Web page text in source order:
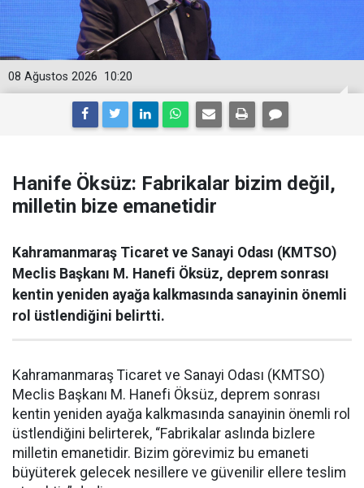
10:20
08 Ağustos 2026
Hanife Öksüz: Fabrikalar bizim değil,
milletin bize emanetidir
Kahramanmaraş Ticaret ve Sanayi Odası (KMTSO)
Meclis Başkanı M. Hanefi Öksüz, deprem sonrası
kentin yeniden ayağa kalkmasında sanayinin önemli
rol üstlendiğini belirtti.
Kahramanmaraş Ticaret ve Sanayi Odası (KMTSO)
Meclis Başkanı M. Hanefi Öksüz, deprem sonrası
kentin yeniden ayağa kalkmasında sanayinin önemli rol
üstlendiğini belirterek, “Fabrikalar aslında bizlere
milletin emanetidir. Bizim görevimiz bu emaneti
büyüterek gelecek nesillere ve güvenilir ellere teslim